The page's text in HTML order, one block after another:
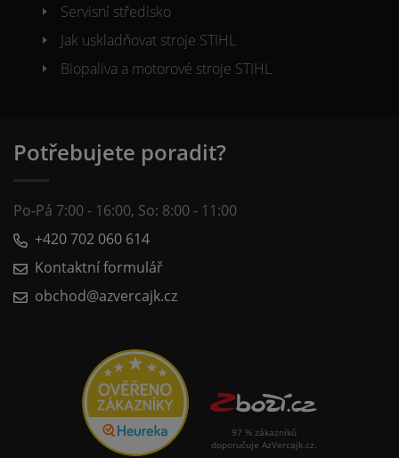
Servisní středisko
Jak uskladňovat stroje STIHL
Biopaliva a motorové stroje STIHL
Potřebujete poradit?
Po-Pá 7:00 - 16:00, So: 8:00 - 11:00
+420 702 060 614
Kontaktní formulář
obchod@azvercajk.cz
97 % zákazníků
doporučuje AzVercajk.cz.